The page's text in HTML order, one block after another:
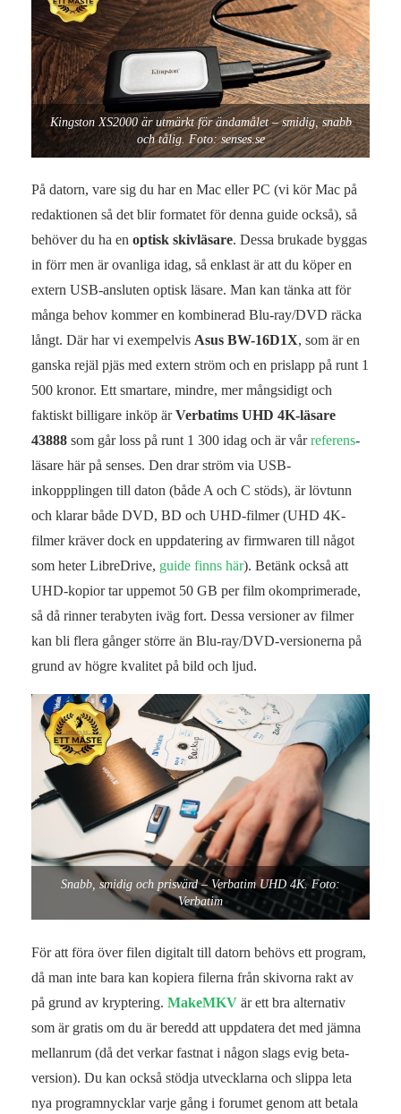
Kingston XS2000 är utmärkt för ändamålet – smidig, snabb
och tålig. Foto: senses.se
På datorn, vare sig du har en Mac eller PC (vi kör Mac på
redaktionen så det blir formatet för denna guide också), så
behöver du ha en optisk skivläsare. Dessa brukade byggas
in förr men är ovanliga idag, så enklast är att du köper en
extern USB-ansluten optisk läsare. Man kan tänka att för
många behov kommer en kombinerad Blu-ray/DVD räcka
långt. Där har vi exempelvis Asus BW-16D1X, som är en
ganska rejäl pjäs med extern ström och en prislapp på runt 1
500 kronor. Ett smartare, mindre, mer mångsidigt och
faktiskt billigare inköp ärVerbatims UHD 4K-läsare
43888 som går loss på runt 1 300 idag och är vårreferens-
läsare här på senses. Den drar ström via USB-
inkoppplingen till daton (både A och C stöds), är lövtunn
och klarar både DVD, BD och UHD-filmer (UHD 4K-
filmer kräver dock en uppdatering av firmwaren till något
som heter LibreDrive, guide finns här). Betänk också att
UHD-kopior tar uppemot 50 GB per film okomprimerade,
så då rinner terabyten iväg fort. Dessa versioner av filmer
kan bli flera gånger större än Blu-ray/DVD-versionerna på
grund av högre kvalitet på bild och ljud.
Snabb, smidig och prisvärd – Verbatim UHD 4K. Foto:
Verbatim
För att föra över filen digitalt till datorn behövs ett program,
då man inte bara kan kopiera filerna från skivorna rakt av
på grund av kryptering. MakeMKV är ett bra alternativ
som är gratis om du är beredd att uppdatera det med jämna
mellanrum (då det verkar fastnat i någon slags evig beta-
version). Du kan också stödja utvecklarna och slippa leta
nya programnycklar varje gång i forumet genom att betala